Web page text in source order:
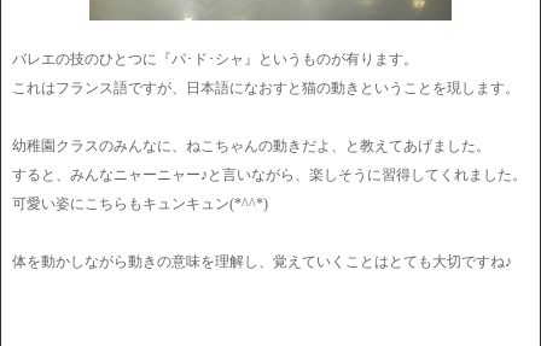
バレエの技のひとつに『パ･ド･シャ』というものが有ります。
これはフランス語ですが、日本語になおすと猫の動きということを現します。
幼稚園クラスのみんなに、ねこちゃんの動きだよ、と教えてあげました。
すると、みんなニャーニャー♪と言いながら、楽しそうに習得してくれました。
可愛い姿にこちらもキュンキュン(*^^*)
体を動かしながら動きの意味を理解し、覚えていくことはとても大切ですね♪